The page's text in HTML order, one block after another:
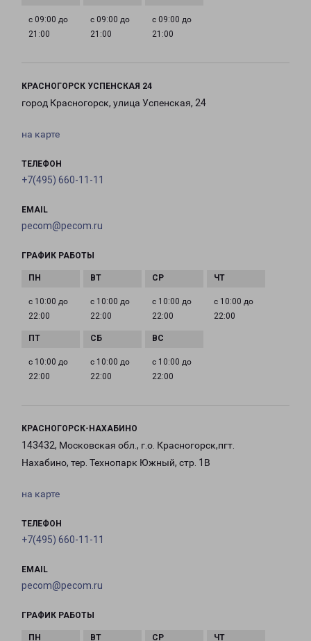
с 09:00 до
21:00
с 09:00 до
21:00
с 09:00 до
21:00
КРАСНОГОРСК УСПЕНСКАЯ 24
город Красногорск, улица Успенская, 24
на карте
ТЕЛЕФОН
+7(495) 660-11-11
EMAIL
pecom@pecom.ru
ГРАФИК РАБОТЫ
с 10:00 до
22:00
с 10:00 до
22:00
с 10:00 до
22:00
с 10:00 до
22:00
с 10:00 до
22:00
с 10:00 до
22:00
с 10:00 до
22:00
КРАСНОГОРСК-НАХАБИНО
143432, Московская обл., г.о. Красногорск,пгт.
Нахабино, тер. Технопарк Южный, стр. 1В
на карте
ТЕЛЕФОН
+7(495) 660-11-11
EMAIL
pecom@pecom.ru
ГРАФИК РАБОТЫ